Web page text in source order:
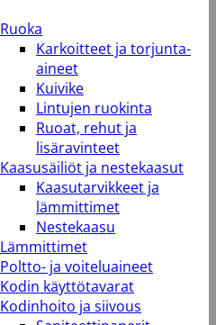
Ruoka
Karkoitteet ja torjunta-
aineet
Kuivike
Lintujen ruokinta
Ruoat, rehut ja
lisäravinteet
Kaasusäiliöt ja nestekaasut
Kaasutarvikkeet ja
lämmittimet
Nestekaasu
Lämmittimet
Poltto- ja voiteluaineet
Kodin käyttötavarat
Kodinhoito ja siivous